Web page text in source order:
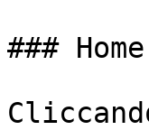
### Home